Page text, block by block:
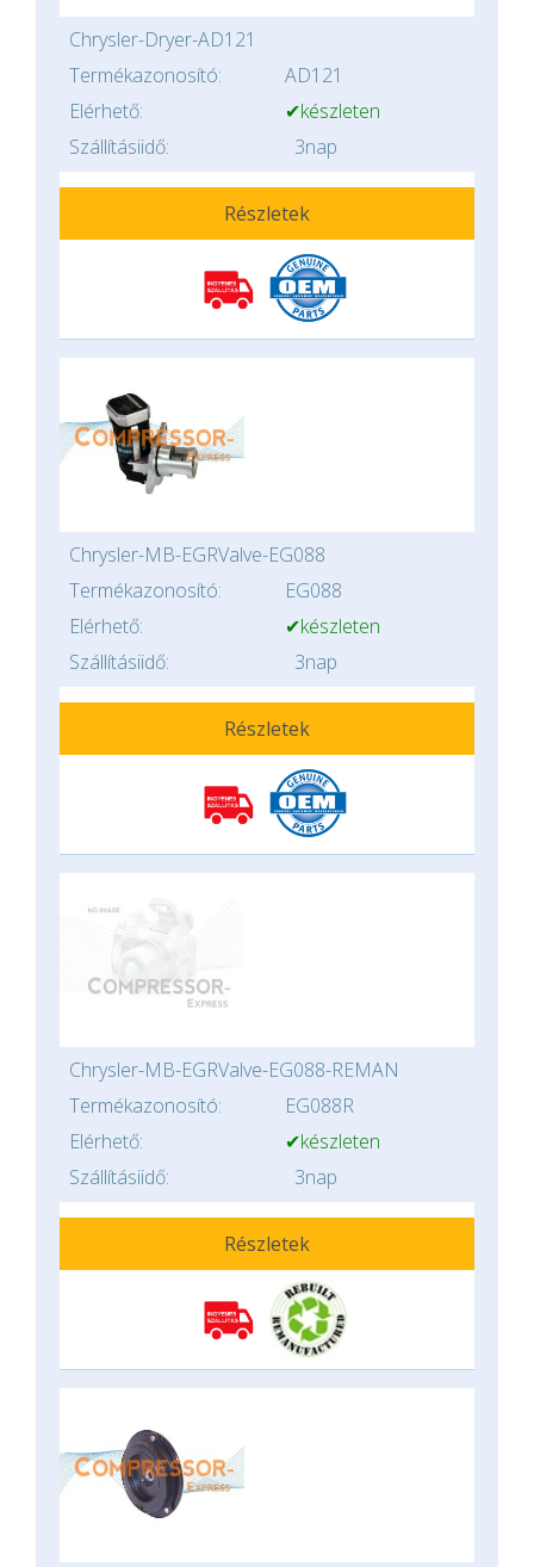
Chrysler-Dryer-AD121
Termékazonosító:
AD121
Elérhető:
✔készleten
Szállításiidő:
3nap
Részletek
Chrysler-MB-EGRValve-EG088
Termékazonosító:
EG088
Elérhető:
✔készleten
Szállításiidő:
3nap
Részletek
Chrysler-MB-EGRValve-EG088-REMAN
Termékazonosító:
EG088R
Elérhető:
✔készleten
Szállításiidő:
3nap
Részletek